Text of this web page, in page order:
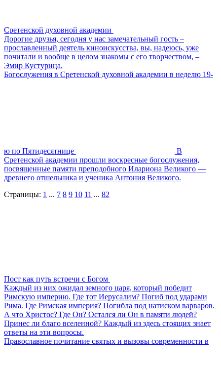
Сретенской духовной академии
Дорогие друзья, сегодня у нас замечательный гость –
прославленный деятель киноискусства, вы, надеюсь, уже
почитали и вообще в целом знакомы с его творчеством, –
Эмир Кустурица.
Богослужения в Сретенской духовной академии в неделю 19-
ю по Пятидесятнице
В
Сретенской академии прошли воскресные богослужения,
посвященные памяти преподобного Илариона Великого —
древнего отшельника и ученика Антония Великого.
Страницы: 1 ... 7 8 9 10 11 ... 82
Пост как путь встречи с Богом
Каждый из них ожидал земного царя, который победит
Римскую империю. Где тот Иерусалим? Погиб под ударами
Рима. Где Римская империя? Погибла под натиском варваров.
А что Христос? Где Он? Остался ли Он в памяти людей?
Принес ли благо вселенной? Каждый из здесь стоящих знает
ответы на эти вопросы.
Православное почитание святых и вызовы современности в